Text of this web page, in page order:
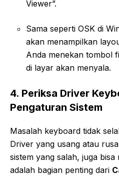
Viewer”.
Sama seperti OSK di
akan menampilkan
Anda menekan tombol
di layar akan menyala.
4. Periksa Driver
Pengaturan Sistem
Masalah keyboard tidak
Driver yang usang atau
sistem yang salah, juga
adalah bagian penting dari